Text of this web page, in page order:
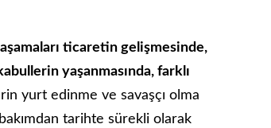
ticaretin gelişmesinde,
yaşanmasında, farklı
yurt edinme ve savaşçı olma
tarihte sürekli olarak